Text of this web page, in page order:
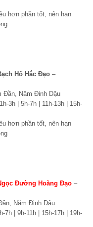
hơn phần tốt, nên hạn
Hổ Hắc Đạo –
Đần, Năm Đinh Dậu
3h | 5h-7h | 11h-13h | 15h-
hơn phần tốt, nên hạn
Đường Hoàng Đạo –
Năm Đinh Dậu
7h | 9h-11h | 15h-17h | 19h-